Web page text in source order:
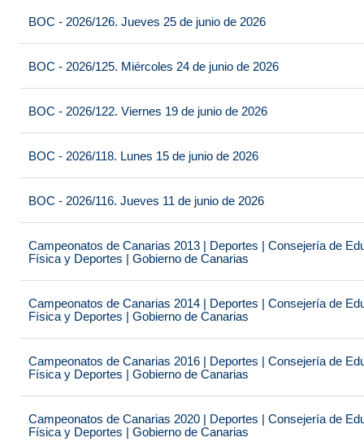
BOC - 2026/126. Jueves 25 de junio de 2026
BOC - 2026/125. Miércoles 24 de junio de 2026
BOC - 2026/122. Viernes 19 de junio de 2026
BOC - 2026/118. Lunes 15 de junio de 2026
BOC - 2026/116. Jueves 11 de junio de 2026
Campeonatos de Canarias 2013 | Deportes | Consejería de
Física y Deportes | Gobierno de Canarias
Campeonatos de Canarias 2014 | Deportes | Consejería de
Física y Deportes | Gobierno de Canarias
Campeonatos de Canarias 2016 | Deportes | Consejería de
Física y Deportes | Gobierno de Canarias
Campeonatos de Canarias 2020 | Deportes | Consejería de
Física y Deportes | Gobierno de Canarias